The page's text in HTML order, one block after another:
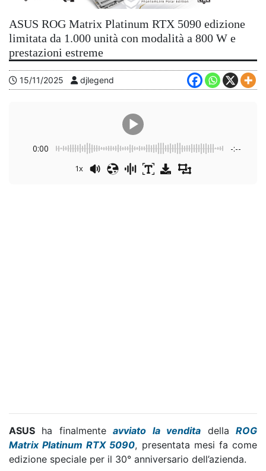
ASUS ROG Matrix Platinum RTX 5090 edizione
limitata da 1.000 unità con modalità a 800 W e
prestazioni estreme
15/11/2025 djlegend
0:00 -:--
1x
ASUS ha finalmenteavviato la vendita dellaROG
Matrix Platinum RTX 5090, presentata mesi fa come
edizione speciale per il 30° anniversario dell’azienda.